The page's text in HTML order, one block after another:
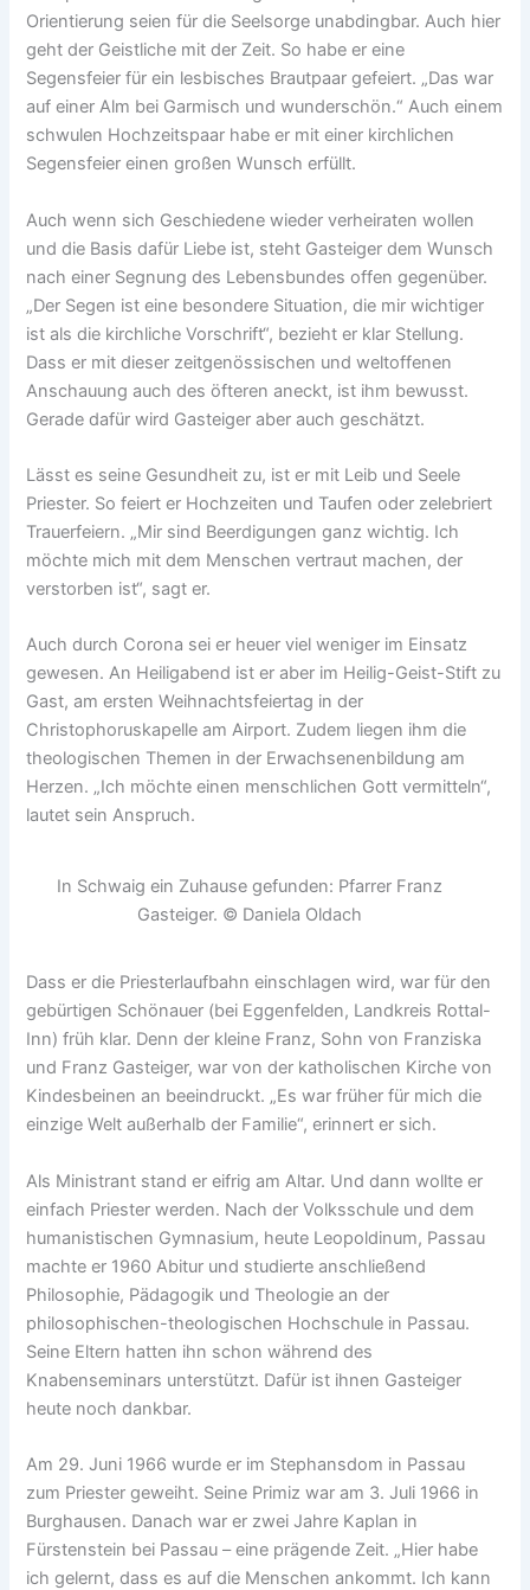
Orientierung seien für die Seelsorge unabdingbar. Auch hier
geht der Geistliche mit der Zeit. So habe er eine
Segensfeier für ein lesbisches Brautpaar gefeiert. „Das war
auf einer Alm bei Garmisch und wunderschön.“ Auch einem
schwulen Hochzeitspaar habe er mit einer kirchlichen
Segensfeier einen großen Wunsch erfüllt.
Auch wenn sich Geschiedene wieder verheiraten wollen
und die Basis dafür Liebe ist, steht Gasteiger dem Wunsch
nach einer Segnung des Lebensbundes offen gegenüber.
„Der Segen ist eine besondere Situation, die mir wichtiger
ist als die kirchliche Vorschrift“, bezieht er klar Stellung.
Dass er mit dieser zeitgenössischen und weltoffenen
Anschauung auch des öfteren aneckt, ist ihm bewusst.
Gerade dafür wird Gasteiger aber auch geschätzt.
Lässt es seine Gesundheit zu, ist er mit Leib und Seele
Priester. So feiert er Hochzeiten und Taufen oder zelebriert
Trauerfeiern. „Mir sind Beerdigungen ganz wichtig. Ich
möchte mich mit dem Menschen vertraut machen, der
verstorben ist“, sagt er.
Auch durch Corona sei er heuer viel weniger im Einsatz
gewesen. An Heiligabend ist er aber im Heilig-Geist-Stift zu
Gast, am ersten Weihnachtsfeiertag in der
Christophoruskapelle am Airport. Zudem liegen ihm die
theologischen Themen in der Erwachsenenbildung am
Herzen. „Ich möchte einen menschlichen Gott vermitteln“,
lautet sein Anspruch.
In Schwaig ein Zuhause gefunden: Pfarrer Franz
Gasteiger. © Daniela Oldach
Dass er die Priesterlaufbahn einschlagen wird, war für den
gebürtigen Schönauer (bei Eggenfelden, Landkreis Rottal-
Inn) früh klar. Denn der kleine Franz, Sohn von Franziska
und Franz Gasteiger, war von der katholischen Kirche von
Kindesbeinen an beeindruckt. „Es war früher für mich die
einzige Welt außerhalb der Familie“, erinnert er sich.
Als Ministrant stand er eifrig am Altar. Und dann wollte er
einfach Priester werden. Nach der Volksschule und dem
humanistischen Gymnasium, heute Leopoldinum, Passau
machte er 1960 Abitur und studierte anschließend
Philosophie, Pädagogik und Theologie an der
philosophischen-theologischen Hochschule in Passau.
Seine Eltern hatten ihn schon während des
Knabenseminars unterstützt. Dafür ist ihnen Gasteiger
heute noch dankbar.
Am 29. Juni 1966 wurde er im Stephansdom in Passau
zum Priester geweiht. Seine Primiz war am 3. Juli 1966 in
Burghausen. Danach war er zwei Jahre Kaplan in
Fürstenstein bei Passau – eine prägende Zeit. „Hier habe
ich gelernt, dass es auf die Menschen ankommt. Ich kann